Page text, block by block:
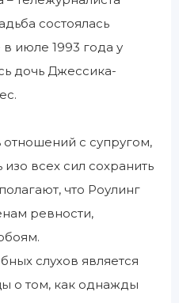
состоялась
июле 1993 года у
дочь Джессика-
с супругом,
изо всех сил сохранить
что Роулинг
ревности,
слухов является
о том, как однажды